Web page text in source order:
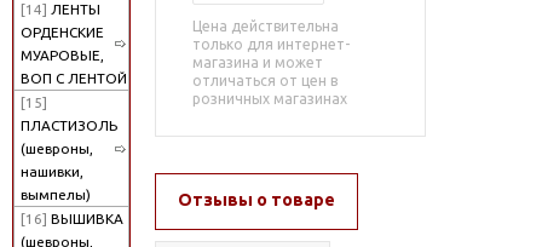
[14] ЛЕНТЫ
ОРДЕНСКИЕ
МУАРОВЫЕ,
ВОП С ЛЕНТОЙ
[15]
ПЛАСТИЗОЛЬ
(шевроны,
нашивки,
вымпелы)
[16] ВЫШИВКА
(шевроны,
Цена действительна
только для интернет-
магазина и может
отличаться от цен в
розничных магазинах
Отзывы о товаре